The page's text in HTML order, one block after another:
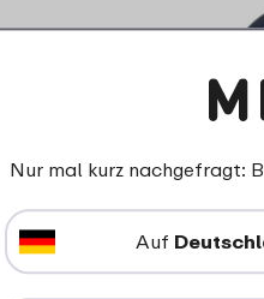
Nur mal kurz nachgefragt:
Auf